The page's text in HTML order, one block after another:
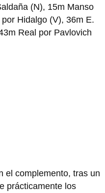
(N), 15m Manso
Hidalgo (V), 36m E.
Real por Pavlovich
el complemento, tras un
prácticamente los